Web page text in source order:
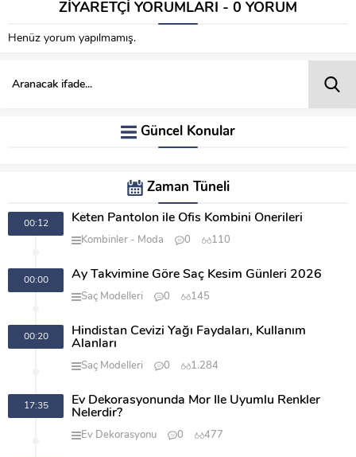
ZİYARETÇİ YORUMLARI - 0 YORUM
Henüz yorum yapılmamış.
Güncel Konular
Zaman Tüneli
00:12 Keten Pantolon ile Ofis Kombini Önerileri
Kombinler Moda 0 110
00:00 Ay Takvimine Göre Saç Kesim Günleri 2026
Saç Modelleri 0 145
00:20
Hindistan Cevizi Yağı Faydaları, Kullanım
Alanları
Saç Modelleri 0 1.284
17:35
Ev Dekorasyonunda Mor İle Uyumlu Renkler
Nelerdir?
Ev Dekorasyonu 0 477